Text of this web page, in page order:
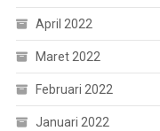
April 2022
Maret 2022
Februari 2022
Januari 2022